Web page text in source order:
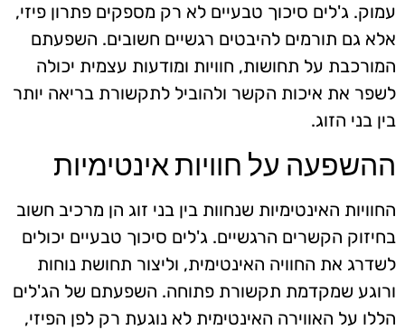
עמוק. ג'לים סיכוך טבעיים לא רק מספקים פתרון פיזי,
אלא גם תורמים להיבטים רגשיים חשובים. השפעתם
המורכבת על תחושות, חוויות ומודעות עצמית יכולה
לשפר את איכות הקשר ולהוביל לתקשורת בריאה יותר
בין בני הזוג.
ההשפעה על חוויות אינטימיות
החוויות האינטימיות שנחוות בין בני זוג הן מרכיב חשוב
בחיזוק הקשרים הרגשיים. ג'לים סיכוך טבעיים יכולים
לשדרג את החוויה האינטימית, וליצור תחושת נוחות
ורוגע שמקדמת תקשורת פתוחה. השפעתם של הג'לים
הללו על האווירה האינטימית לא נוגעת רק לפן הפיזי,